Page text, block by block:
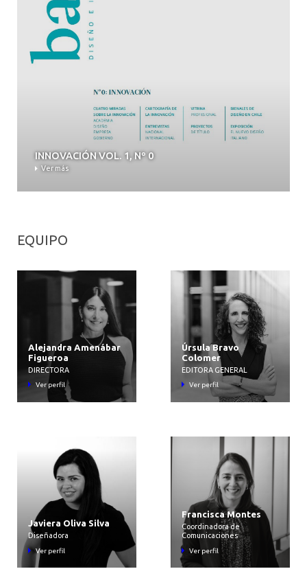
INNOVACIÓN VOL. 1, Nº 0
Ver más
EQUIPO
Alejandra Amenábar
Figueroa
DIRECTORA
Ver perfil
Úrsula Bravo
Colomer
EDITORA GENERAL
Ver perfil
Javiera Oliva Silva
Diseñadora
Ver perfil
Francisca Montes
Coordinadora de
Comunicaciones
Ver perfil